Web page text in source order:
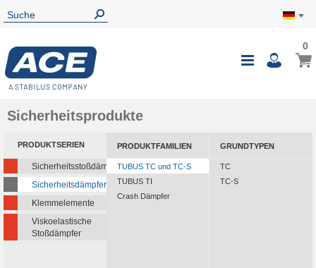
0
Sicherheitsprodukte
PRODUKTSERIEN
Sicherheitsstoßdämpfer
Sicherheitsdämpfer
Klemmelemente
Viskoelastische
Stoßdämpfer
PRODUKTFAMILIEN
TUBUS TC und TC-S
TUBUS TI
Crash Dämpfer
GRUNDTYPEN
TC
TC-S